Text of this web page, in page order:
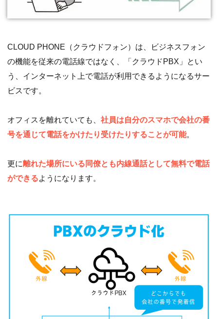
CLOUD PHONE（クラウドフォン）は、ビジネスフォン
の機能を従来の電話線ではなく、「クラウドPBX」とい
う、インターネット上で電話が利用できるようになるサー
ビスです。
オフィスを離れていても、 社員は自分のスマホで会社の番
号を通じて電話をかけたり受けたりすることが可能。
更に離れた場所にいる同僚とも内線通話として無料で電話
ができるようになります。